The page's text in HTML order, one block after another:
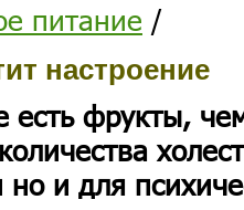
питание /
настроение
есть фрукты,
но и для